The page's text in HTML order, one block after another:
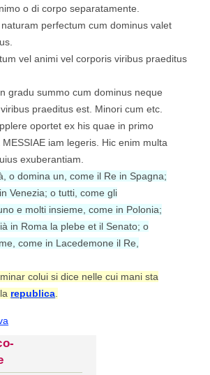
o di corpo separatamente.
perfectum cum dominus valet
vel animi vel corporis viribus praeditus
gradu summo cum dominus neque
praeditus est. Minori cum etc.
oportet ex his quae in primo
iam legeris. Hic enim multa
exuberantiam.
o domina un, come il Re in Spagna;
Venezia; o tutti, come gli
e molti insieme, come in Polonia;
in Roma la plebe et il Senato; o
come in Lacedemone il Re,
colui si dice nelle cui mani sta
republica.